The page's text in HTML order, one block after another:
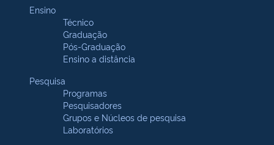
Ensino
Técnico
Graduação
Pós-Graduação
Ensino a distância
Pesquisa
Programas
Pesquisadores
Grupos e Núcleos de pesquisa
Laboratórios